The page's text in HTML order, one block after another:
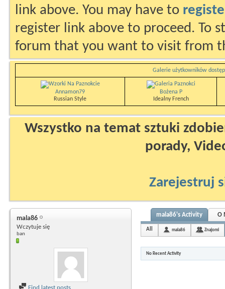
link above. You may have to
register link above to proceed. To
forum that you want to visit from
Galerie użytkowników
Annamon79
Russian Style
Bożena P
Idealny French
Wszystko na temat sztuki
porady,
Zarejestruj
mala86
Wczytuje się
ban
mala86's Activity O
All mala86 Znajomi
No Recent Activity